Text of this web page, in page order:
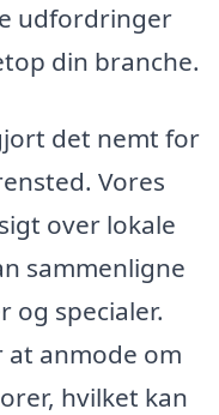
udfordringer
din branche.
det nemt for
Vores
over lokale
sammenligne
og specialer.
at anmode om
hvilket kan